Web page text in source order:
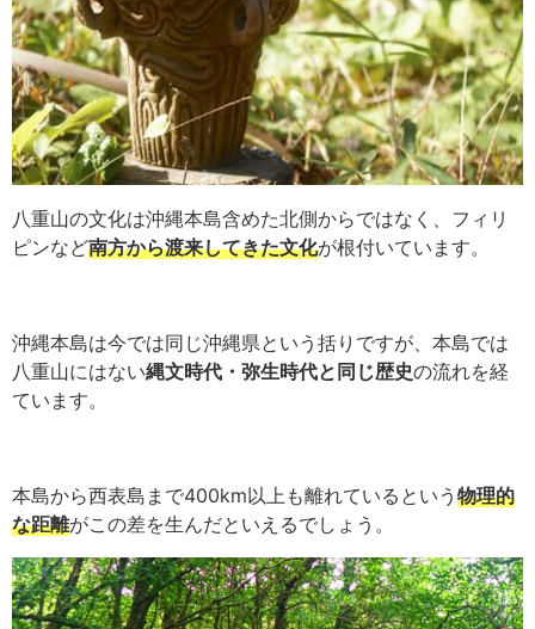
八重山の文化は沖縄本島含めた北側からではなく、 フィリ
ピンなど南方から渡来してきた文化が根付いています。
沖縄本島は今では同じ沖縄県という括りですが、本島では
八重山にはない縄文時代・弥生時代と同じ歴史の流れを経
ています。
本島から西表島まで400km以上も離れているという 物理的
な距離がこの差を生んだといえるでしょう。